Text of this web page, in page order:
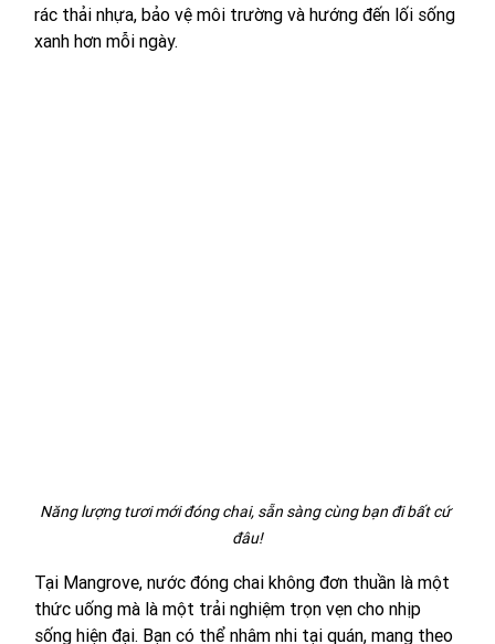
rác thải nhựa, bảo vệ môi trường và hướng đến lối sống
xanh hơn mỗi ngày.
Năng lượng tươi mới đóng chai, sẵn sàng cùng bạn đi bất cứ
đâu!
Tại Mangrove, nước đóng chai không đơn thuần là một
thức uống mà là một trải nghiệm trọn vẹn cho nhịp
sống hiện đại. Bạn có thể nhâm nhi tại quán, mang theo